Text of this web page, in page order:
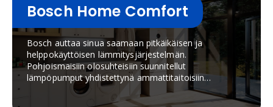
Bosch Home Comfort
Bosch auttaa sinua saamaan pitkäikäisen ja
helppokäyttöisen lämmitysjärjestelmän.
Pohjoismaisiin olosuhteisiin suunnitellut
lämpöpumput yhdistettynä ammattitaitoisiin
myyjiin ja parhaisiin asennustapoihin takaavat
sinulle parhaan lämmityslaitekokonaisuuden.